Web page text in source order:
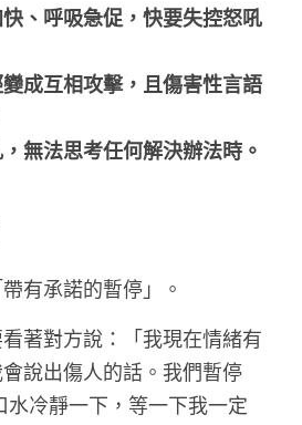
、呼吸急促，快要失控怒吼
成互相攻擊，且傷害性言語
無法思考任何解決辦法時。
有承諾的暫停」。
著對方說：「我現在情緒有
說出傷人的話。我們暫停
水冷靜一下，等一下我一定